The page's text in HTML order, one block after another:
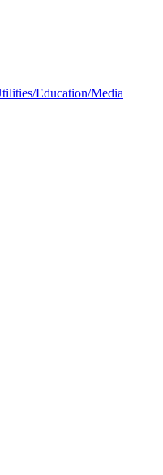
Education/Media